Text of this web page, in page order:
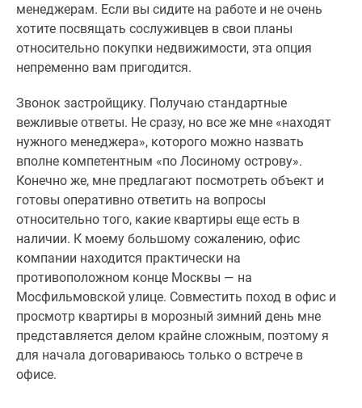
Мнение
эксперта
Аналитика
рынка
Экспертиза
новостроек
Эксперты
авторы
проекте
Контакты
Реклама
сайте
Дзен
Машино-
места
менеджерам. Если вы сидите на работе и не очень
хотите посвящать сослуживцев в свои планы
относительно покупки недвижимости, эта опция
непременно вам пригодится.
Звонок застройщику. Получаю стандартные
вежливые ответы. Не сразу, но все же мне «находят
нужного менеджера», которого можно назвать
вполне компетентным «по Лосиному острову».
Конечно же, мне предлагают посмотреть объект и
готовы оперативно ответить на вопросы
относительно того, какие квартиры еще есть в
наличии. К моему большому сожалению, офис
компании находится практически на
противоположном конце Москвы — на
Мосфильмовской улице. Совместить поход в офис и
просмотр квартиры в морозный зимний день мне
представляется делом крайне сложным, поэтому я
для начала договариваюсь только о встрече в
офисе.